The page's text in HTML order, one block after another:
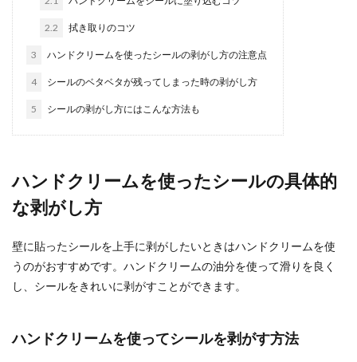
キッチンの床を綺麗にDIYするならこ
んな方法があります
最初は綺麗だったキッチンも数年使い続けている
と、床に傷が増えたり、洗剤で拭いても落ちない
出窓にブラインドの取り付け！いろい
出窓にはフリルのついたカーテン？可愛いカーテ
ンも良いけど、自分の趣味ではないと言う方もい
らっしゃいま...
水道の蛇口のパッキン交換方法！自分
2.2 拭き取りのコツ
3 ハンドクリームを使ったシールの剥がし方の注意点
4 シールのベタベタが残ってしまった時の剥がし方
5 シールの剥がし方にはこんな方法も
ハンドクリームを使ったシールの具体的
な剥がし方
壁に貼ったシールを上手に剥がしたいときはハンドクリームを使
うのがおすすめです。ハンドクリームの油分を使って滑りを良く
し、シールをきれいに剥がすことができます。
ハンドクリームを使ってシールを剥がす方法